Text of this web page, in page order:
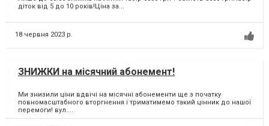
діток від 5 до 10 років!Ціна за...
18 червня 2023 р.
ЗНИЖКИ на місячний абонемент!
Ми знизили ціни вдвічі на місячні абонементи ще з початку
повномасштабного вторгнення і триматимемо такий цінник до нашої
перемоги! вул....